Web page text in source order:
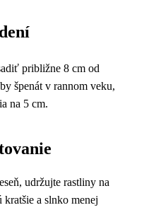
približne 8 cm od
špenát v rannom veku,
na 5 cm.
udržujte rastliny na
kratšie a slnko menej